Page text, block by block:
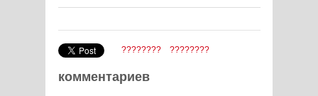
???????? ????????
комментариев